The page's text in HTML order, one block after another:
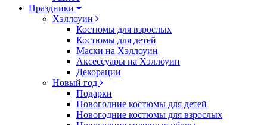
Праздники
Хэллоуин
Костюмы для взрослых
Костюмы для детей
Маски на Хэллоуин
Аксессуары на Хэллоуин
Декорации
Новый год
Подарки
Новогодние костюмы для детей
Новогодние костюмы для взрослых